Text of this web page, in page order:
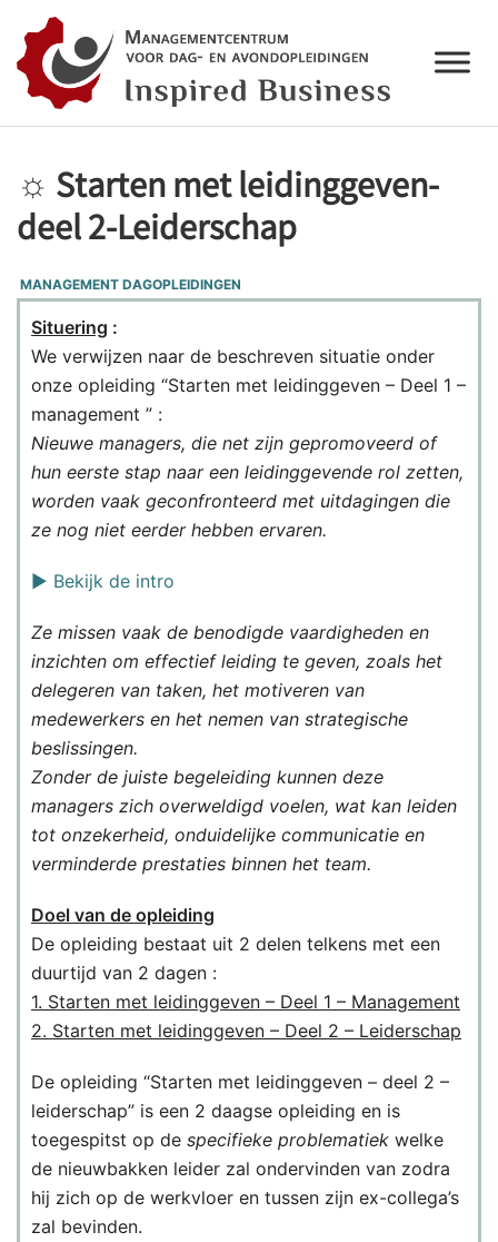
☼ Starten met leidinggeven-
deel 2-Leiderschap
Situering :
We verwijzen naar de beschreven situatie onder
onze opleiding “Starten met leidinggeven – Deel 1 –
management ” :
Nieuwe managers, die net zijn gepromoveerd of
hun eerste stap naar een leidinggevende rol zetten,
worden vaak geconfronteerd met uitdagingen die
ze nog niet eerder hebben ervaren.
▶️ Bekijk de intro
Ze missen vaak de benodigde vaardigheden en
inzichten om effectief leiding te geven, zoals het
delegeren van taken, het motiveren van
medewerkers en het nemen van strategische
beslissingen.
Zonder de juiste begeleiding kunnen deze
managers zich overweldigd voelen, wat kan leiden
tot onzekerheid, onduidelijke communicatie en
verminderde prestaties binnen het team.
Doel van de opleiding
De opleiding bestaat uit 2 delen telkens met een
duurtijd van 2 dagen :
1. Starten met leidinggeven – Deel 1 – Management
2. Starten met leidinggeven – Deel 2 – Leiderschap
De opleiding “Starten met leidinggeven – deel 2 –
leiderschap” is een 2 daagse opleiding en is
toegespitst op de specifieke problematiek welke
de nieuwbakken leider zal ondervinden van zodra
hij zich op de werkvloer en tussen zijn ex-collega’s
zal bevinden.
MANAGEMENT DAGOPLEIDINGEN